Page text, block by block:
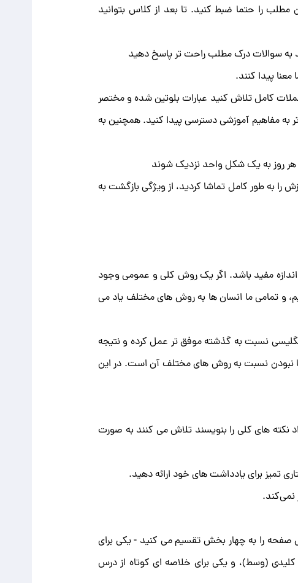
را حتما ضبط کنید. تا بعد از کلاس بتوانید
به سوالات درک مطلب راحت تر پاسخ دهید
پیدا کنند.
کامل تلاش کنید عبارات بلوتین شده و مختصر
مفاهیم آموزشی دسترسی پیدا کنید. همچنین به
هر روز به یک شکل واحد نزدیک شوند
را به طور کامل تماشا کردید، از ویژگی بازگشت به
اندازه مفید باشد. اگر یک روش کلی و عمومی وجود
و تمامی ما انسان ها به روش های مختلف یاد می
نسبت به گذشته موفق تر عمل کرده و نتیجه
نبودن نسبت به روش های مختلف آن است. در این
نکته های کلی را بنویسند تلاش می کنند به صورت
تمیز برای یادداشت های خود ارائه دهید.
نمی‌کند.
را به چهار بخش تقسیم می کنید - یکی برای
(وسط)، و یکی برای خلاصه ای کوتاه از درس